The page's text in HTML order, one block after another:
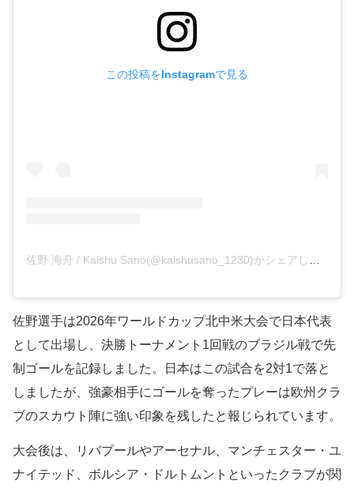
この投稿をInstagramで見る
佐野選手は2026年ワールドカップ北中米大会で日本代表
として出場し、決勝トーナメント1回戦のブラジル戦で先
制ゴールを記録しました。日本はこの試合を2対1で落と
しましたが、強豪相手にゴールを奪ったプレーは欧州クラ
ブのスカウト陣に強い印象を残したと報じられています。
大会後は、リバプールやアーセナル、マンチェスター・ユ
ナイテッド、ボルシア・ドルトムントといったクラブが関